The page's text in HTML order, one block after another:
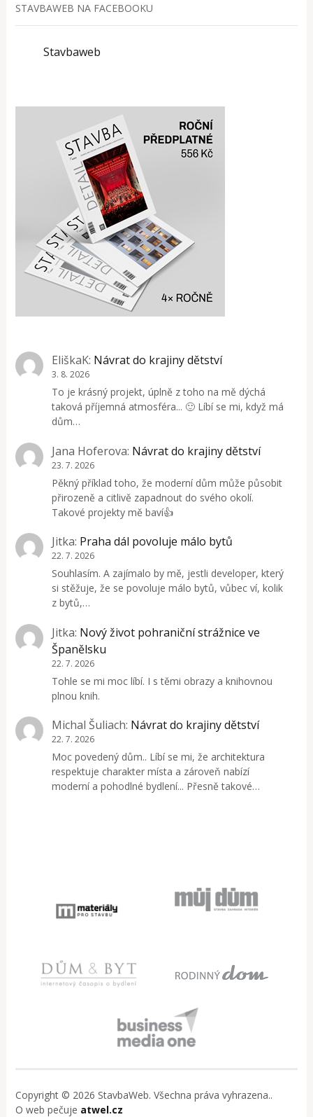
STAVBAWEB NA FACEBOOKU
Stavbaweb
EliškaK: Návrat do krajiny dětství
3. 8. 2026
To je krásný projekt, úplně z toho na mě dýchá
taková příjemná atmosféra... 🙂 Líbí se mi, když má
dům…
Jana Hoferova: Návrat do krajiny dětství
23. 7. 2026
Pěkný příklad toho, že moderní dům může působit
přirozeně a citlivě zapadnout do svého okolí.
Takové projekty mě baví👍
Jitka: Praha dál povoluje málo bytů
22. 7. 2026
Souhlasím. A zajímalo by mě, jestli developer, který
si stěžuje, že se povoluje málo bytů, vůbec ví, kolik
z bytů,…
Jitka: Nový život pohraniční strážnice ve
Španělsku
22. 7. 2026
Tohle se mi moc líbí. I s těmi obrazy a knihovnou
plnou knih.
Michal Šuliach: Návrat do krajiny dětství
22. 7. 2026
Moc povedený dům.. Líbí se mi, že architektura
respektuje charakter místa a zároveň nabízí
moderní a pohodlné bydlení... Přesně takové…
Copyright © 2026 StavbaWeb. Všechna práva vyhrazena..
O web pečuje atwel.cz